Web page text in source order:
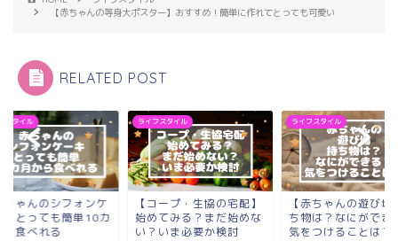
【赤ちゃんの等身大ポスター】おすすめ！簡単に作れてとっても可愛い
RELATED POST
スタイル
ちゃんのシフォンケ
】とっても簡単10カ
ら食べれる
ライフスタイル
【コープ・生協の宅配】
始めてみる？まだ始めな
い？いま必要か検討
ライフスタイル
【赤ちゃんの遊び場
ち物は？なにができ
気をつけることは？